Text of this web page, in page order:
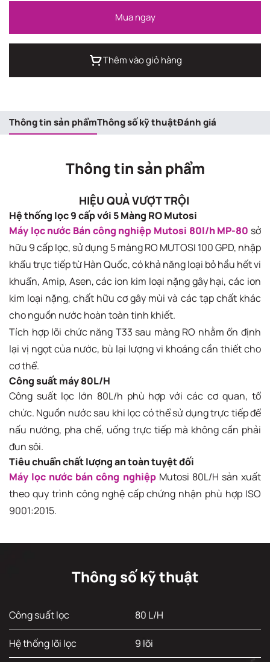
Mua ngay
Thêm vào giỏ hàng
Thông tin sản phẩmThông số kỹ thuậtĐánh giá
Thông tin sản phẩm
HIỆU QUẢ VƯỢT TRỘI
Hệ thống lọc 9 cấp với 5 Màng RO Mutosi
Máy lọc nước Bán công nghiệp Mutosi 80l/h MP-80 sở
hữu 9 cấp lọc, sử dụng 5 màng RO MUTOSI 100 GPD, nhập
khẩu trực tiếp từ Hàn Quốc, có khả năng loại bỏ hầu hết vi
khuẩn, Amip, Asen, các ion kim loại nặng gây hại, các ion
kim loại nặng, chất hữu cơ gây mùi và các tạp chất khác
cho nguồn nước hoàn toàn tinh khiết.
Tích hợp lõi chức năng T33 sau màng RO nhằm ổn định
lại vị ngọt của nước, bù lại lượng vi khoáng cần thiết cho
cơ thể.
Công suất máy 80L/H
Công suất lọc lớn 80L/h phù hợp với các cơ quan, tổ
chức. Nguồn nước sau khi lọc có thể sử dụng trực tiếp để
nấu nướng, pha chế, uống trực tiếp mà không cần phải
đun sôi.
Tiêu chuẩn chất lượng an toàn tuyệt đối
Máy lọc nước bán công nghiệpMutosi 80L/H sản xuất
theo quy trình công nghệ cấp chứng nhận phù hợp ISO
9001:2015.
Thông số kỹ thuật
Công suất lọc 80 L/H
Hệ thống lõi lọc 9 lõi